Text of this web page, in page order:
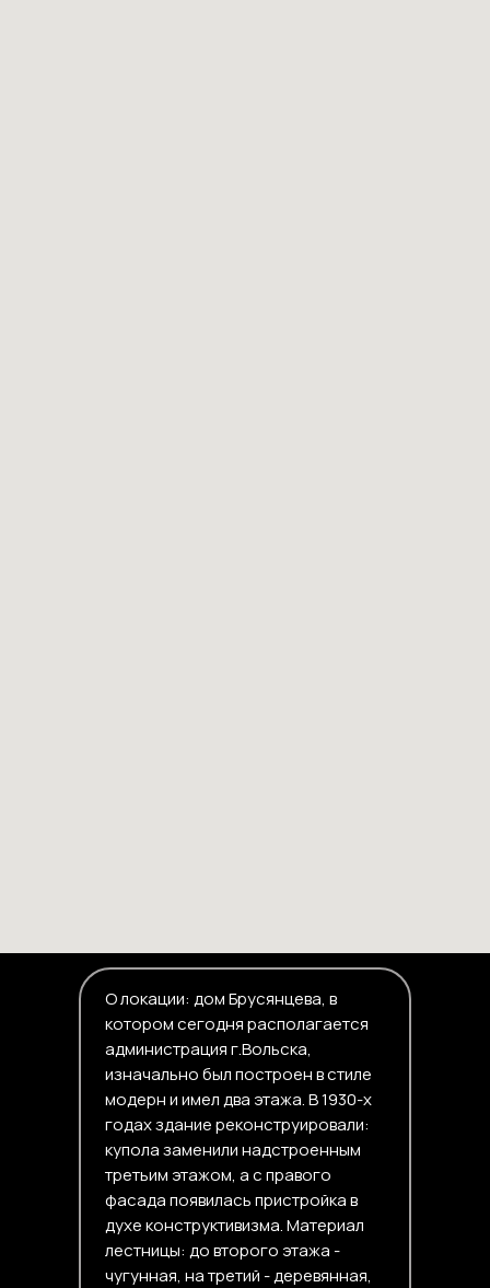
О локации: дом Брусянцева, в
котором сегодня располагается
администрация г.Вольска,
изначально был построен в стиле
модерн и имел два этажа. В 1930-х
годах здание реконструировали:
купола заменили надстроенным
третьим этажом, а с правого
фасада появилась пристройка в
духе конструктивизма. Материал
лестницы: до второго этажа -
чугунная, на третий - деревянная,